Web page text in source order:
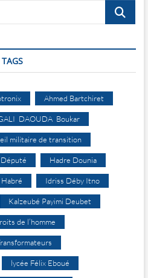
Recherche
TAGS
Ahmed Bartchiret
DAOUDA Boukar
militaire de transition
Député Hadre Dounia
Idriss Déby Itno
Kalzeubé Payimi Deubet
de l’homme
lycée Félix Eboué